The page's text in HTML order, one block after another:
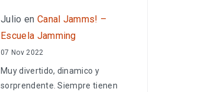
Julio en Canal Jamms! –
Escuela Jamming
07 Nov 2022
Muy divertido, dinamico y
sorprendente. Siempre tienen